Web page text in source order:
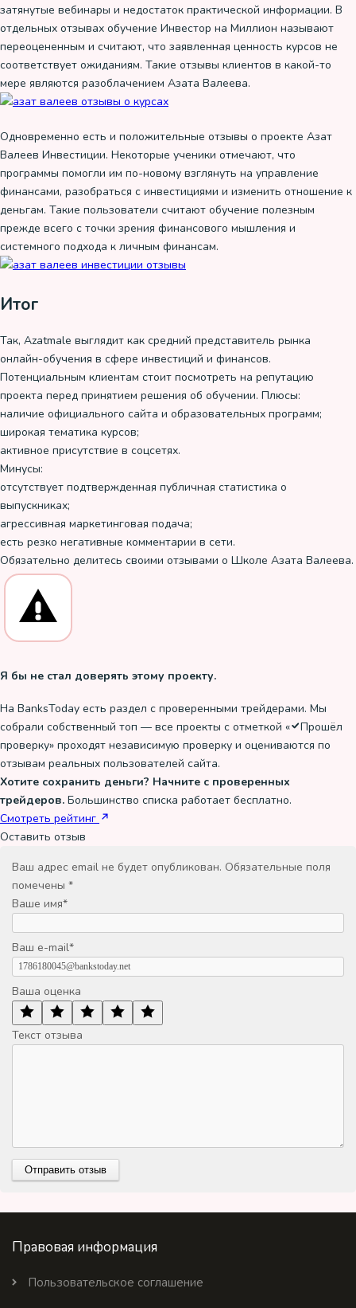
затянутые вебинары и недостаток практической информации. В
отдельных отзывах обучение Инвестор на Миллион называют
переоцененным и считают, что заявленная ценность курсов не
соответствует ожиданиям. Такие отзывы клиентов в какой-то
мере являются разоблачением Азата Валеева.
Одновременно есть и положительные отзывы о проекте Азат
Валеев Инвестиции. Некоторые ученики отмечают, что
программы помогли им по-новому взглянуть на управление
финансами, разобраться с инвестициями и изменить отношение к
деньгам. Такие пользователи считают обучение полезным
прежде всего с точки зрения финансового мышления и
системного подхода к личным финансам.
Итог
Так, Azatmale выглядит как средний представитель рынка
онлайн-обучения в сфере инвестиций и финансов.
Потенциальным клиентам стоит посмотреть на репутацию
проекта перед принятием решения об обучении. Плюсы:
наличие официального сайта и образовательных программ;
широкая тематика курсов;
активное присутствие в соцсетях.
Минусы:
отсутствует подтвержденная публичная статистика о
выпускниках;
агрессивная маркетинговая подача;
есть резко негативные комментарии в сети.
Обязательно делитесь своими отзывами о Школе Азата Валеева.
Я бы не стал доверять этому проекту.
На BanksToday есть раздел с проверенными трейдерами. Мы
собрали собственный топ — все проекты с отметкой «
Прошёл
проверку» проходят независимую проверку и оцениваются по
отзывам реальных пользователей сайта.
Хотите сохранить деньги? Начните с проверенных
трейдеров. Большинство списка работает бесплатно.
Смотреть рейтинг
Оставить отзыв
Ваш адрес email не будет опубликован. Обязательные поля
помечены *
Ваше имя*
Ваш e-mail*
Ваша оценка
Текст отзыва
Правовая информация
Пользовательское соглашение